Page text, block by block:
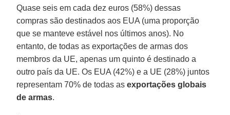
Quase seis em cada dez euros (58%) dessas
compras são destinados aos EUA (uma proporção
que se manteve estável nos últimos anos). No
entanto, de todas as exportações de armas dos
membros da UE, apenas um quinto é destinado a
outro país da UE. Os EUA (42%) e a UE (28%) juntos
representam 70% de todas asexportações globais
de armas.